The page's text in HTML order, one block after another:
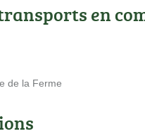
en
de la Ferme